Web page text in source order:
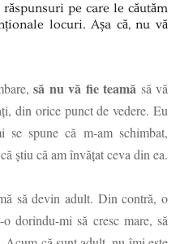
pe care le căutăm
locuri. Așa că, nu vă
să nu vă fie teamă să vă
din orice punct de vedere. Eu
spune că m-am schimbat,
știu că am învățat ceva din ea.
să devin adult. Din contră, o
dorindu-mi să cresc mare, să